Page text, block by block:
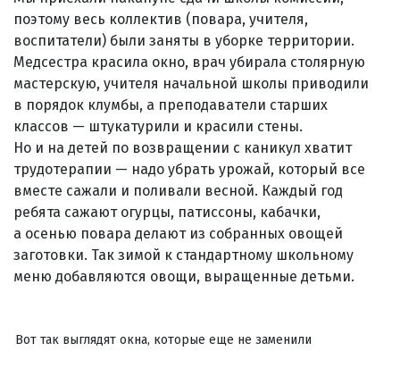
поэтому весь коллектив (повара, учителя,
воспитатели) были заняты в уборке территории.
Медсестра красила окно, врач убирала столярную
мастерскую, учителя начальной школы приводили
в порядок клумбы, а преподаватели старших
классов — штукатурили и красили стены.
Но и на детей по возвращении с каникул хватит
трудотерапии — надо убрать урожай, который все
вместе сажали и поливали весной. Каждый год
ребята сажают огурцы, патиссоны, кабачки,
а осенью повара делают из собранных овощей
заготовки. Так зимой к стандартному школьному
меню добавляются овощи, выращенные детьми.
Вот так выглядят окна, которые еще не заменили